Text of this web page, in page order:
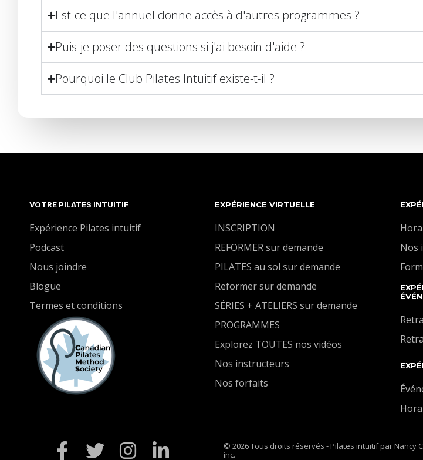
Est-ce que l'annuel donne accès à d'autres programmes ?
Puis-je poser des questions si j'ai besoin d'aide ?
Pourquoi le Club Pilates Intuitif existe-t-il ?
VOTRE PILATES INTUITIF
Expérience Pilates intuitif
Podcast
Nous joindre
Blogue
Termes et conditions
EXPÉRIENCE VIRTUELLE
INSCRIPTION
REFORMER sur demande
PILATES au sol sur demande
Reformer sur demande
SÉRIES + ATELIERS sur demande
PROGRAMMES
Explorez TOUTES nos vidéos
Nos instructeurs
Nos forfaits
Nos
© 2026 Tous droits réservés - Pilates intuitif par Nancy
inc.